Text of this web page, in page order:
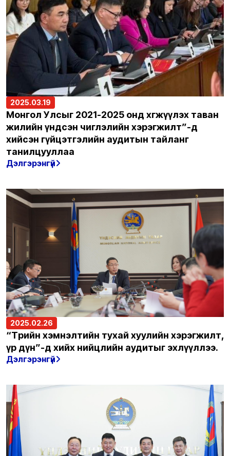
2025.03.19
Монгол Улсыг 2021-2025 онд хөгжүүлэх таван
жилийн үндсэн чиглэлийн хэрэгжилт”-д
хийсэн гүйцэтгэлийн аудитын тайланг
танилцууллаа
Дэлгэрэнгүй
2025.02.26
“Төрийн хэмнэлтийн тухай хуулийн хэрэгжилт,
үр дүн”-д хийх нийцлийн аудитыг эхлүүллээ.
Дэлгэрэнгүй